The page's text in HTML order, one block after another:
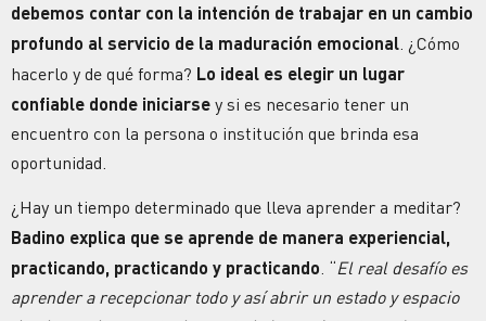
debemos contar con la intención de trabajar en un cambio
profundo al servicio de la maduración emocional . ¿Cómo
hacerlo y de qué forma? Lo ideal es elegir un lugar
confiable donde iniciarse y si es necesario tener un
encuentro con la persona o institución que brinda esa
oportunidad.
¿Hay un tiempo determinado que lleva aprender a meditar?
Badino explica que se aprende de manera experiencial,
practicando, practicando y practicando. “El real desafío es
aprender a recepcionar todo y así abrir un estado y espacio